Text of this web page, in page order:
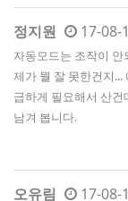
정지원 17-08-
자동모드는 조작이
제가 뭘 잘 못한건지
급하게 필요해서 산
남겨 봅니다.
오유림 17-08-